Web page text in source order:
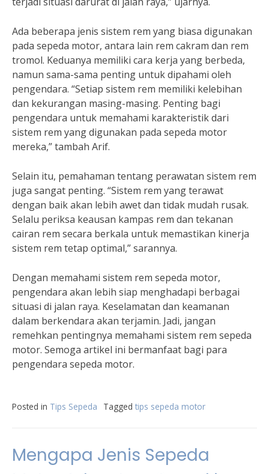
Ada beberapa jenis sistem rem yang biasa digunakan
pada sepeda motor, antara lain rem cakram dan rem
tromol. Keduanya memiliki cara kerja yang berbeda,
namun sama-sama penting untuk dipahami oleh
pengendara. “Setiap sistem rem memiliki kelebihan
dan kekurangan masing-masing. Penting bagi
pengendara untuk memahami karakteristik dari
sistem rem yang digunakan pada sepeda motor
mereka,” tambah Arif.
Selain itu, pemahaman tentang perawatan sistem rem
juga sangat penting. “Sistem rem yang terawat
dengan baik akan lebih awet dan tidak mudah rusak.
Selalu periksa keausan kampas rem dan tekanan
cairan rem secara berkala untuk memastikan kinerja
sistem rem tetap optimal,” sarannya.
Dengan memahami sistem rem sepeda motor,
pengendara akan lebih siap menghadapi berbagai
situasi di jalan raya. Keselamatan dan keamanan
dalam berkendara akan terjamin. Jadi, jangan
remehkan pentingnya memahami sistem rem sepeda
motor. Semoga artikel ini bermanfaat bagi para
pengendara sepeda motor.
Posted in Tips Sepeda Tagged tips sepeda motor
Mengapa Jenis Sepeda